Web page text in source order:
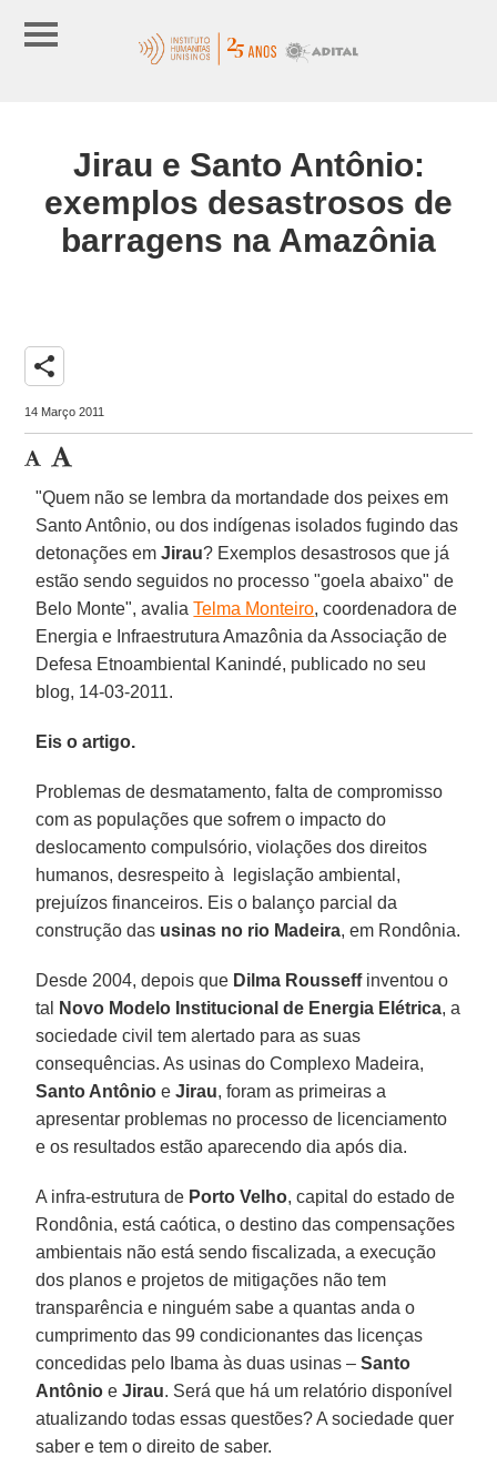
Jirau e Santo Antônio:
exemplos desastrosos de
barragens na Amazônia
share
14 Março 2011
"Quem não se lembra da mortandade dos peixes em
Santo Antônio, ou dos indígenas isolados fugindo das
detonações emJirau? Exemplos desastrosos que já
estão sendo seguidos no processo "goela abaixo" de
Belo Monte", avaliaTelma Monteiro, coordenadora de
Energia e Infraestrutura Amazônia da Associação de
Defesa Etnoambiental Kanindé, publicado no seu
blog, 14-03-2011.
Eis o artigo.
Problemas de desmatamento, falta de compromisso
com as populações que sofrem o impacto do
deslocamento compulsório, violações dos direitos
humanos, desrespeito à legislação ambiental,
prejuízos financeiros. Eis o balanço parcial da
construção das usinas no rio Madeira, em Rondônia.
Desde 2004, depois que Dilma Rousseffinventou o
tal
Novo Modelo Institucional de Energia Elétrica, a
sociedade civil tem alertado para as suas
consequências. As usinas do Complexo Madeira,
Santo Antônio eJirau, foram as primeiras a
apresentar problemas no processo de licenciamento
e os resultados estão aparecendo dia após dia.
A infra-estrutura de Porto Velho, capital do estado de
Rondônia, está caótica, o destino das compensações
ambientais não está sendo fiscalizada, a execução
dos planos e projetos de mitigações não tem
transparência e ninguém sabe a quantas anda o
cumprimento das 99 condicionantes das licenças
concedidas pelo Ibama às duas usinas –Santo
Antônio eJirau. Será que há um relatório disponível
atualizando todas essas questões? A sociedade quer
saber e tem o direito de saber.